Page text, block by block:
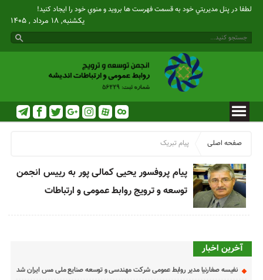
لطفا در پنل مديريتي خود به قسمت فهرست ها برويد و منوي خود را ايجاد كنيد!
یکشنبه, ۱۸ مرداد , ۱۴۰۵
صفحه اصلی پیام تبریک
پیام پروفسور یحیی کمالی پور به رییس انجمن
توسعه و ترویج روابط عمومی و ارتباطات
آخرین اخبار
نفیسه صفارنیا مدیر روابط‌ عمومی شرکت مهندسی و توسعه صنایع ملی مس ایران شد